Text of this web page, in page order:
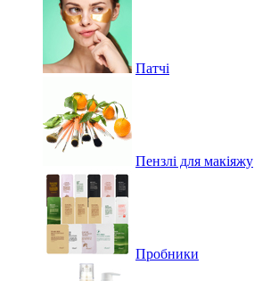
Патчі
Пензлі для макіяжу
Пробники